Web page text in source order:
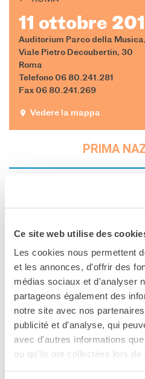
Ce site web utilise des
Les cookies nous permettent
et les annonces, d'offrir des
médias sociaux et d'analyser
partageons également des
notre site avec nos
publicité et d'analyse, qui
avec d'autres informations
ou qu'ils ont collectées lors
11 ottobre
Auditorium Parco della
Viale Pietro Decoubertin, 30
Roma
Telefono 06 80.241.281
Fax 06 80.241.269
Vedere la mappa
PRIMA
percorso artistico nel quale
latine e americane, chitarre e
1958, il concept album
è dedicato alla morte, per
Ruben Um Nyobé, leader
l’indipendenza del Camerun.
alle ore20:00
Mayra Andrade